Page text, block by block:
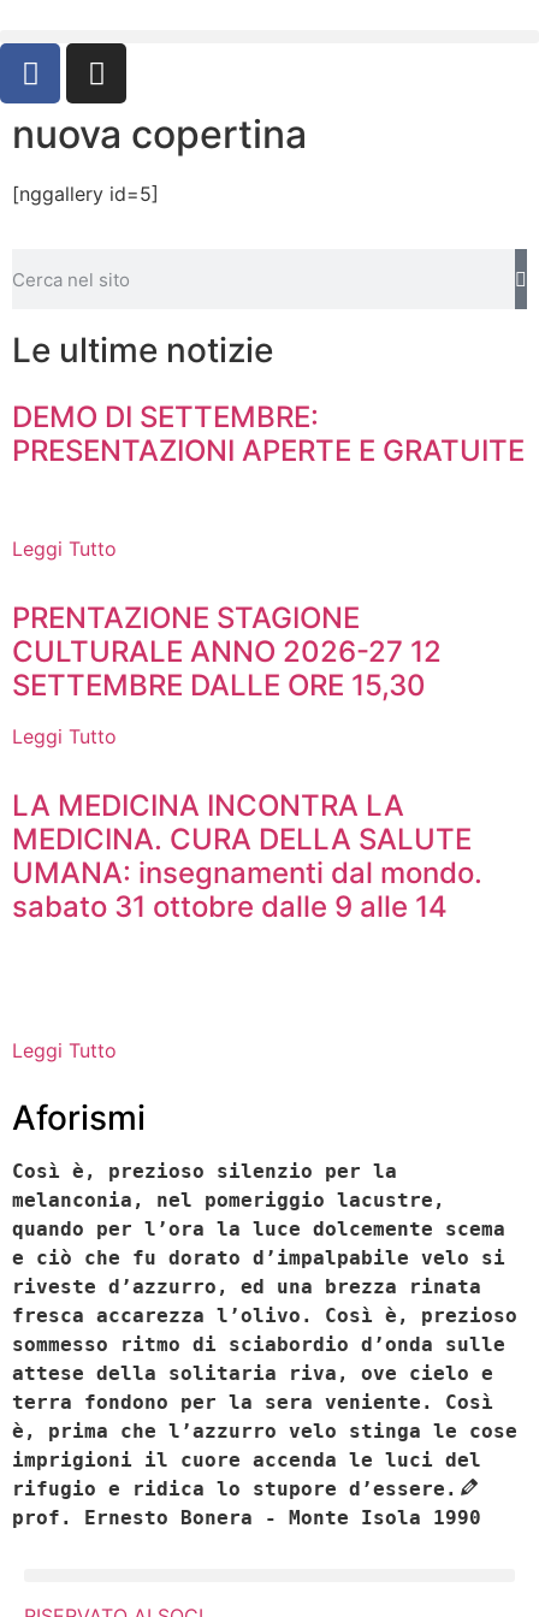
nuova copertina
[nggallery id=5]
Le ultime notizie
DEMO DI SETTEMBRE:
PRESENTAZIONI APERTE E GRATUITE
Leggi Tutto
PRENTAZIONE STAGIONE
CULTURALE ANNO 2026-27 12
SETTEMBRE DALLE ORE 15,30
Leggi Tutto
LA MEDICINA INCONTRA LA
MEDICINA. CURA DELLA SALUTE
UMANA: insegnamenti dal mondo.
sabato 31 ottobre dalle 9 alle 14
Leggi Tutto
Aforismi
Così è, prezioso silenzio per la
melanconia, nel pomeriggio lacustre,
quando per l’ora la luce dolcemente scema
e ciò che fu dorato d’impalpabile velo si
riveste d’azzurro, ed una brezza rinata
fresca accarezza l’olivo. Così è, prezioso
sommesso ritmo di sciabordio d’onda sulle
attese della solitaria riva, ove cielo e
terra fondono per la sera veniente. Così
è, prima che l’azzurro velo stinga le cose
imprigioni il cuore accenda le luci del
rifugio e ridica lo stupore d’essere.
prof. Ernesto Bonera - Monte Isola 1990